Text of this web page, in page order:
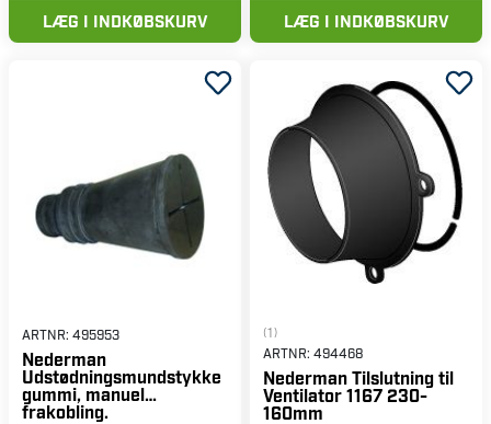
LÆG I INDKØBSKURV LÆG I INDKØBSKURV
ARTNR: 495953
Nederman
Udstødningsmundstykke
gummi, manuel
frakobling.
(1)
ARTNR: 494468
Nederman Tilslutning til
Ventilator 1167 230-
160mm